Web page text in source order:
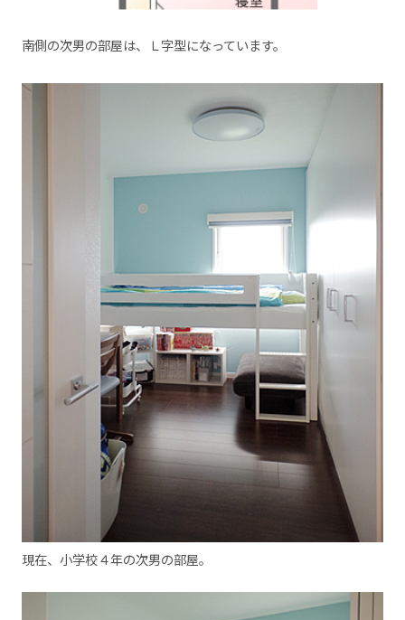
南側の次男の部屋は、Ｌ字型になっています。
現在、小学校４年の次男の部屋。